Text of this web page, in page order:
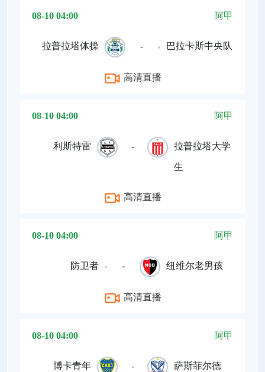
08-10 04:00 阿甲
拉普拉塔体操 - 巴拉卡斯中央队
高清直播
08-10 04:00 阿甲
利斯特雷 - 拉普拉塔大学
生
高清直播
08-10 04:00 阿甲
防卫者 - 纽维尔老男孩
高清直播
08-10 04:00 阿甲
博卡青年 - 萨斯菲尔德